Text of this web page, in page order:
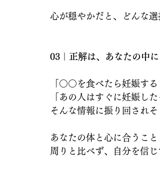
心が穏やかだと、どんな
03｜正解は、あなたの中
「○○を食べたら妊娠する
「あの人はすぐに妊娠した
そんな情報に振り回され
あなたの体と心に合うこと
周りと比べず、自分を信じ